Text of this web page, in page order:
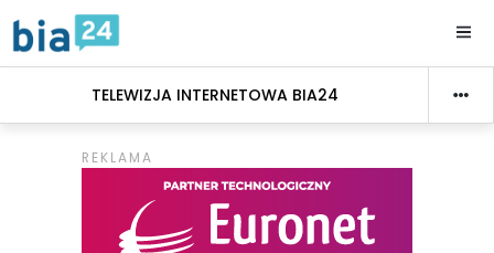
TELEWIZJA INTERNETOWA BIA24